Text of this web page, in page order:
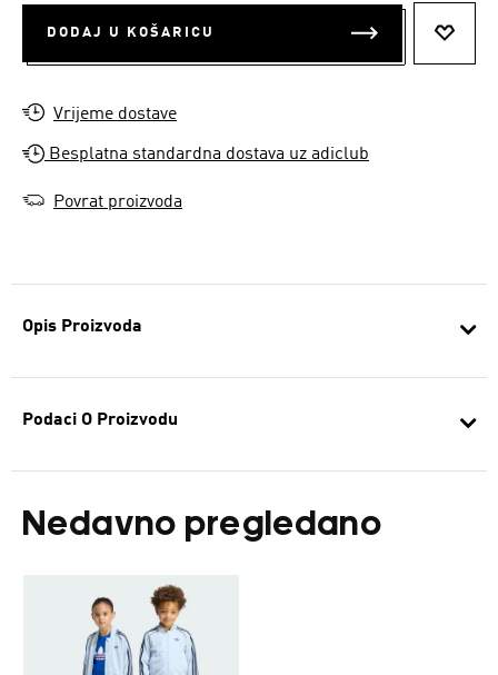
Opis Proizvoda
Podaci O Proizvodu
Nedavno pregledano
DODAJ U KOŠARICU
Vrijeme dostave
Besplatna standardna dostava uz adiclub
Povrat proizvoda